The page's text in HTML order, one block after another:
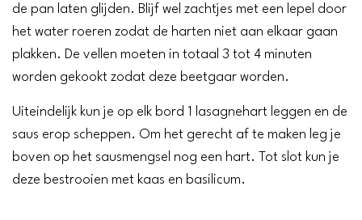
de pan laten glijden. Blijf wel zachtjes met een lepel door
het water roeren zodat de harten niet aan elkaar gaan
plakken. De vellen moeten in totaal 3 tot 4 minuten
worden gekookt zodat deze beetgaar worden.
Uiteindelijk kun je op elk bord 1 lasagnehart leggen en de
saus erop scheppen. Om het gerecht af te maken leg je
boven op het sausmengsel nog een hart. Tot slot kun je
deze bestrooien met kaas en basilicum.